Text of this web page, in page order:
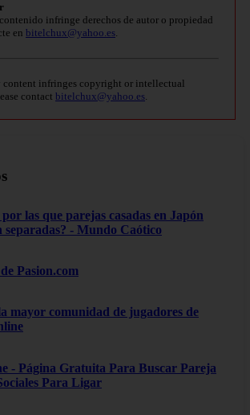
infringe derechos de autor o propiedad
en bitelchux@yahoo.es.
content infringes copyright or intellectual
contact bitelchux@yahoo.es.
por las que parejas casadas en Japón
separadas? - Mundo Caótico
Pasion.com
mayor comunidad de jugadores de
- Página Gratuita Para Buscar Pareja
Para Ligar